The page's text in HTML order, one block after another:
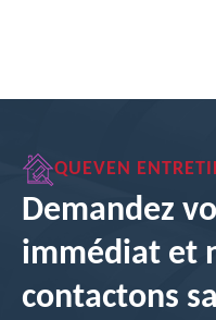
QUEVEN
Demandez
immédiat et
contactons